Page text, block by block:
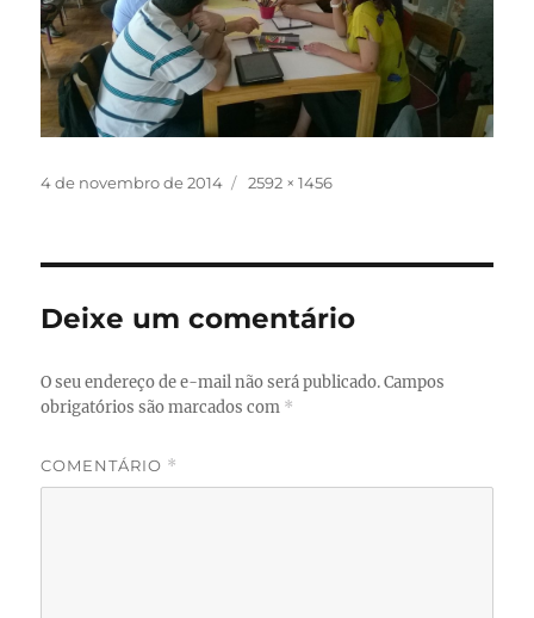
Publicado
4 de novembro de 2014
Tamanho
2592 × 1456
Deixe um comentário
O seu endereço de e-mail não será publicado. Campos
obrigatórios são marcados com *
COMENTÁRIO *